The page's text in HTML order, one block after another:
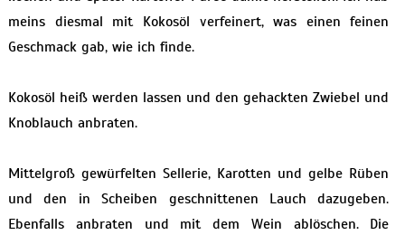
meins diesmal mit Kokosöl verfeinert, was einen feinen
Geschmack gab, wie ich finde.
Kokosöl heiß werden lassen und den gehackten Zwiebel und
Knoblauch anbraten.
Mittelgroß gewürfelten Sellerie, Karotten und gelbe Rüben
und den in Scheiben geschnittenen Lauch dazugeben.
Ebenfalls anbraten und mit dem Wein ablöschen. Die